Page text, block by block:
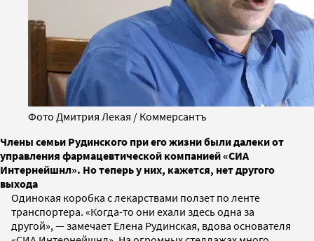
Фото Дмитрия Лекая / Коммерсантъ
Члены семьи Рудинского при его жизни были далеки от
управления фармацевтической компанией «СИА
Интернейшнл». Но теперь у них, кажется, нет другого
выхода
Одинокая коробка с лекарствами ползет по ленте
транспортера. «Когда-то они ехали здесь одна за
другой», — замечает Елена Рудинская, вдова основателя